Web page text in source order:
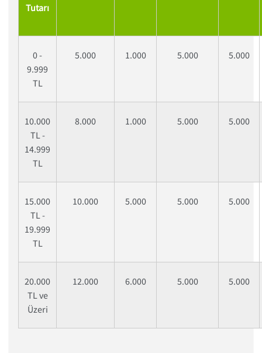
Tutarı
0 -
9.999
TL
5.000 1.000 5.000 5.000
10.000
TL -
14.999
TL
8.000 1.000 5.000 5.000
15.000
TL -
19.999
TL
10.000 5.000 5.000 5.000
20.000
TL ve
Üzeri
12.000 6.000 5.000 5.000